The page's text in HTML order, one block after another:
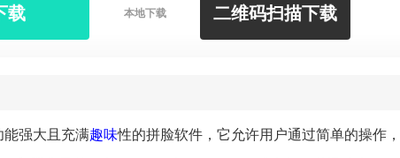
载 本地下载 二维码扫描下载
能强大且充满趣味性的拼脸软件，它允许用户通过简单的操作，